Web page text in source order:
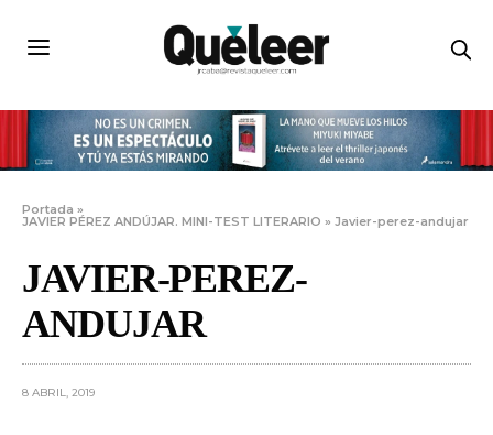
Portada »
JAVIER PÉREZ ANDÚJAR. MINI-TEST LITERARIO »Javier-perez-andujar
JAVIER-PEREZ-
ANDUJAR
8 ABRIL, 2019